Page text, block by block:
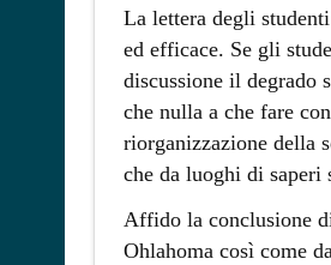
La lettera degli
ed efficace. Se gli
discussione il degrado
che nulla a che fare
riorganizzazione della
che da luoghi di saperi
Affido la conclusione
Ohlahoma così come